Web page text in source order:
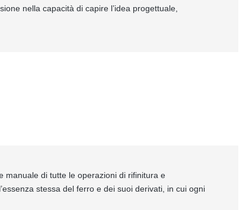
nella capacità di capire l’idea progettuale,
manuale di tutte le operazioni di rifinitura e
stessa del ferro e dei suoi derivati, in cui ogni